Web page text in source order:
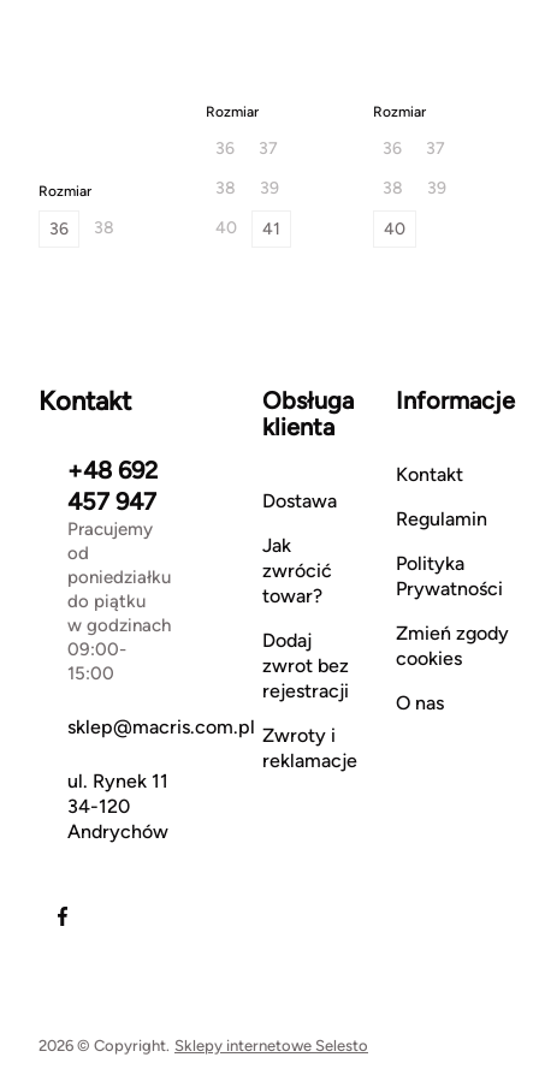
Rozmiar
36 38
Rozmiar
36
37
38
39
40
41
Rozmiar
36
37
38
39
40
Kontakt
+48 692
457 947
Pracujemy
od
poniedziałku
do piątku
w godzinach
09:00-
15:00
sklep@macris.com.pl
ul. Rynek 11
34-120
Andrychów
Obsługa
klienta
Dostawa
Jak
zwrócić
towar?
Dodaj
zwrot bez
rejestracji
Zwroty i
reklamacje
Informacje
Kontakt
Regulamin
Polityka
Prywatności
Zmień zgody
cookies
O nas
2026 © Copyright. Sklepy internetowe Selesto